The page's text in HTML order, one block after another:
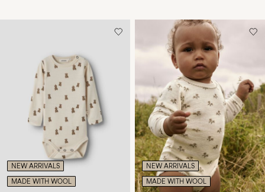
NEW ARRIVALS
MADE WITH WOOL
NEW ARRIVALS
MADE WITH WOOL